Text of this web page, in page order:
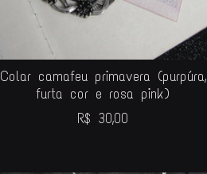
Colar camafeu primavera (purpúra,
furta cor e rosa pink)
R$ 30,00